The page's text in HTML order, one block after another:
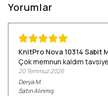
Yorumlar
KnitPro Nova 10314 Sabit
Çok memnun kaldım
20 Temmuz 2026
DeryaM.
Satın Alınmış